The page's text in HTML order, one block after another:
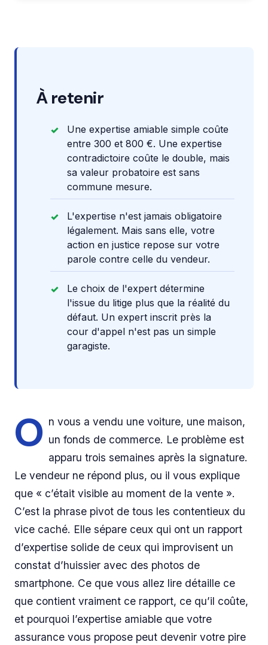
À retenir
Une expertise amiable simple coûte
entre 300 et 800 €. Une expertise
contradictoire coûte le double, mais
sa valeur probatoire est sans
commune mesure.
L'expertise n'est jamais obligatoire
légalement. Mais sans elle, votre
action en justice repose sur votre
parole contre celle du vendeur.
Le choix de l'expert détermine
l'issue du litige plus que la réalité du
défaut. Un expert inscrit près la
cour d'appel n'est pas un simple
garagiste.
O n vous a vendu une voiture, une maison,
un fonds de commerce. Le problème est
apparu trois semaines après la signature.
Le vendeur ne répond plus, ou il vous explique
que « c’était visible au moment de la vente ».
C’est la phrase pivot de tous les contentieux du
vice caché. Elle sépare ceux qui ont un rapport
d’expertise solide de ceux qui improvisent un
constat d’huissier avec des photos de
smartphone. Ce que vous allez lire détaille ce
que contient vraiment ce rapport, ce qu’il coûte,
et pourquoi l’expertise amiable que votre
assurance vous propose peut devenir votre pire